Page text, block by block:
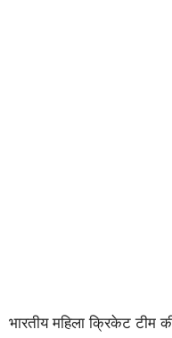
भारतीय महिला क्रिकेट टीम